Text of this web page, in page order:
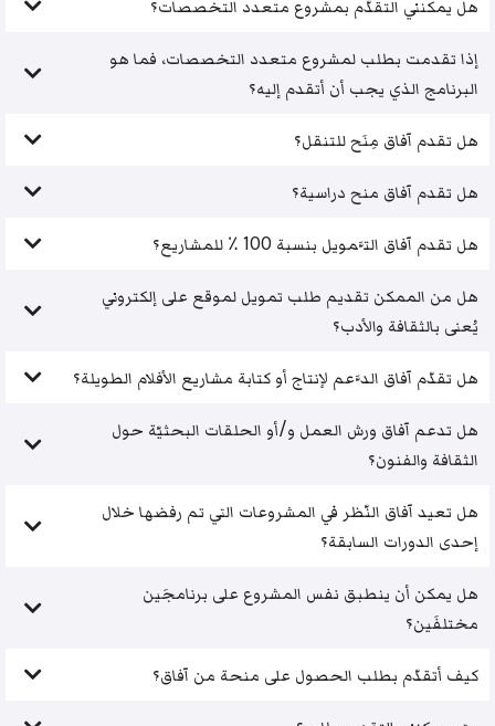
هل يمكنني التقدّم بمشروع متعدد التخصصات؟
إذا تقدمت بطلب لمشروع متعدد التخصصات، فما هو
البرنامج الذي يجب أن أتقدم إليه؟
هل تقدم آفاق مِنَح للتنقل؟
هل تقدم آفاق منح دراسية؟
هل تقدم آفاق التَّمويل بنسبة 100 ٪ للمشاريع؟
هل من الممكن تقديم طلب تمويل لموقع على إلكتروني
يُعنى بالثقافة والأدب؟
هل تقدّم آفاق الدَّعم لإنتاج أو كتابة مشاريع الأفلام الطويلة؟
هل تدعم آفاق ورش العمل و/أو الحلقات البحثيّة حول
الثقافة والفنون؟
هل تعيد آفاق النّظر في المشروعات التي تم رفضها خلال
إحدى الدورات السابقة؟
هل يمكن أن ينطبق نفس المشروع على برنامجَين
مختلفَين؟
كيف أتقدّم بطلب الحصول على منحة من آفاق؟